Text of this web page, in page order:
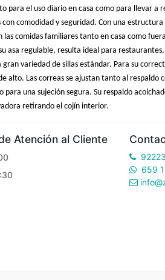
para el uso diario en casa como para llevar a
comodidad y seguridad. Con una
comidas familiares tanto en casa como
regulable, resulta ideal para
variedad de sillas estándar. Para su
alto. Las correas se ajustan tanto al respaldo
una sujeción segura. Su respaldo
retirando el cojín interior.
Atención al Cliente
659